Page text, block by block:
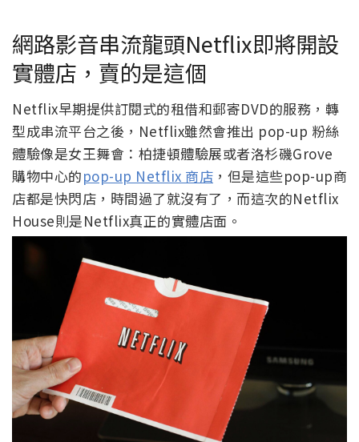
網路影音串流龍頭Netflix即將開設
實體店，賣的是這個
Netflix早期提供訂閱式的租借和郵寄DVD的服務，轉
型成串流平台之後，Netflix雖然會推出 pop-up 粉絲
體驗像是女王舞會：柏捷頓體驗展或者洛杉磯Grove
購物中心的pop-up Netflix 商店 ，但是這些pop-up商
店都是快閃店，時間過了就沒有了，而這次的Netflix
House則是Netflix真正的實體店面。